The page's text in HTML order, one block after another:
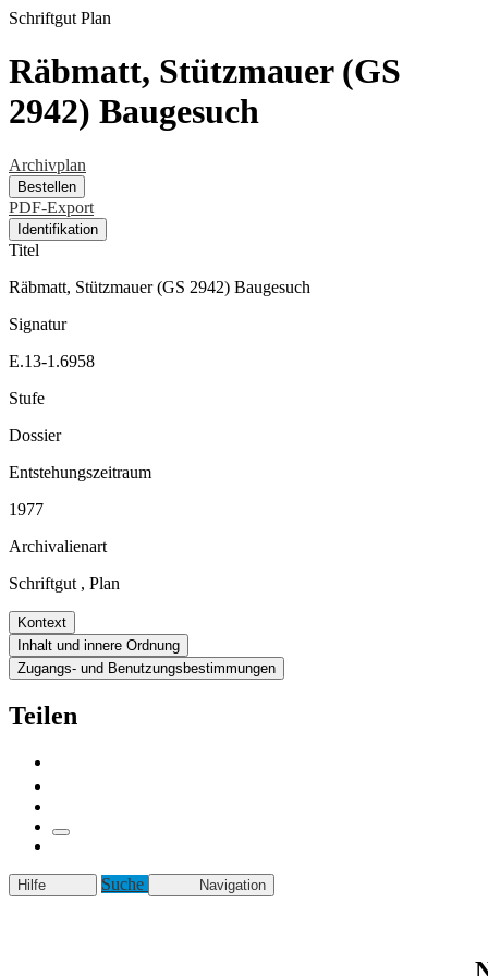
Schriftgut Plan
Räbmatt, Stützmauer (GS
2942) Baugesuch
Archivplan
Bestellen
PDF-Export
Identifikation
Titel
Räbmatt, Stützmauer (GS 2942) Baugesuch
Signatur
E.13-1.6958
Stufe
Dossier
Entstehungszeitraum
1977
Archivalienart
Schriftgut , Plan
Kontext
Inhalt und innere Ordnung
Zugangs- und Benutzungsbestimmungen
Teilen
Hilfe Suche Navigation